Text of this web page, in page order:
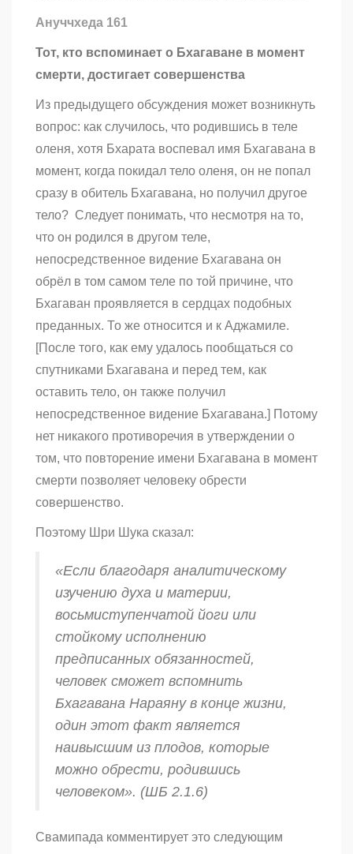
Ануччхеда 161
Тот, кто вспоминает о Бхагаване в момент
смерти, достигает совершенства
Из предыдущего обсуждения может возникнуть
вопрос: как случилось, что родившись в теле
оленя, хотя Бхарата воспевал имя Бхагавана в
момент, когда покидал тело оленя, он не попал
сразу в обитель Бхагавана, но получил другое
тело? Следует понимать, что несмотря на то,
что он родился в другом теле,
непосредственное видение Бхагавана он
обрёл в том самом теле по той причине, что
Бхагаван проявляется в сердцах подобных
преданных. То же относится и к Аджамиле.
[После того, как ему удалось пообщаться со
спутниками Бхагавана и перед тем, как
оставить тело, он также получил
непосредственное видение Бхагавана.] Потому
нет никакого противоречия в утверждении о
том, что повторение имени Бхагавана в момент
смерти позволяет человеку обрести
совершенство.
Поэтому Шри Шука сказал:
«Если благодаря аналитическому
изучению духа и материи,
восьмиступенчатой йоги или
стойкому исполнению
предписанных обязанностей,
человек сможет вспомнить
Бхагавана Нараяну в конце жизни,
один этот факт является
наивысшим из плодов, которые
можно обрести, родившись
человеком». (ШБ 2.1.6)
Свамипада комментирует это следующим